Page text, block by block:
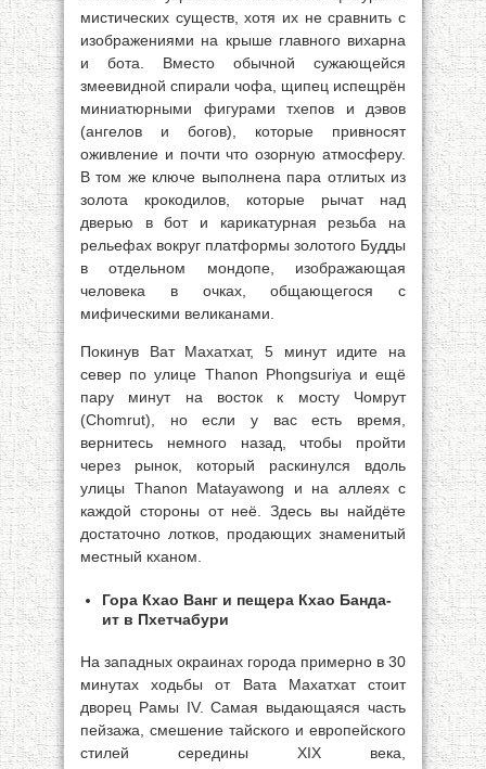
мистических существ, хотя их не сравнить с
изображениями на крыше главного вихарна
и бота. Вместо обычной сужающейся
змеевидной спирали чофа, щипец испещрён
миниатюрными фигурами тхепов и дэвов
(ангелов и богов), которые привносят
оживление и почти что озорную атмосферу.
В том же ключе выполнена пара отлитых из
золота крокодилов, которые рычат над
дверью в бот и карикатурная резьба на
рельефах вокруг платформы золотого Будды
в отдельном мондопе, изображающая
человека в очках, общающегося с
мифическими великанами.
Покинув Ват Махатхат, 5 минут идите на
север по улице Thanon Phongsuriya и ещё
пару минут на восток к мосту Чомрут
(Chomrut), но если у вас есть время,
вернитесь немного назад, чтобы пройти
через рынок, который раскинулся вдоль
улицы Thanon Matayawong и на аллеях с
каждой стороны от неё. Здесь вы найдёте
достаточно лотков, продающих знаменитый
местный кханом.
Гора Кхао Ванг и пещера Кхао Банда-
ит в Пхетчабури
На западных окраинах города примерно в 30
минутах ходьбы от Вата Махатхат стоит
дворец Рамы IV. Самая выдающаяся часть
пейзажа, смешение тайского и европейского
стилей середины XIX века,